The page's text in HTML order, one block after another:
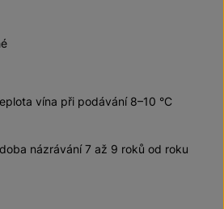
vína při podávání 8–10 °C
názrávání 7 až 9 roků od roku